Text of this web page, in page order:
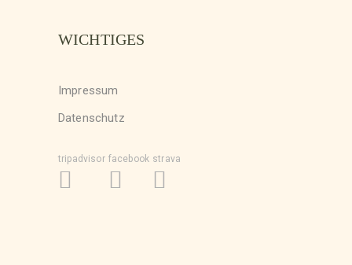
WICHTIGES
Impressum
Datenschutz
tripadvisor facebook strava